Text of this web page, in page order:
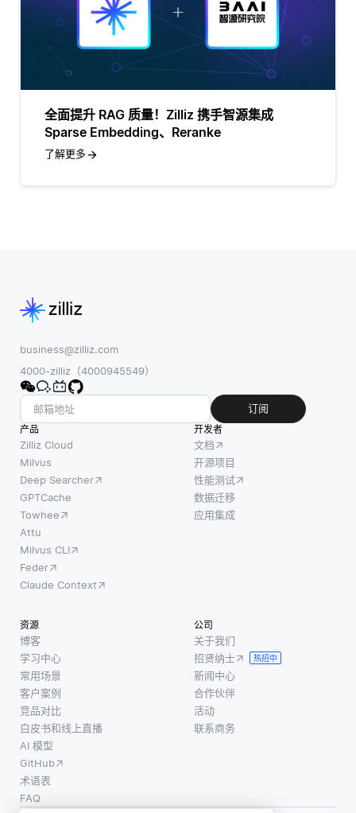
全面提升 RAG 质量！Zilliz 携手智源集成
Sparse Embedding、Reranke
了解更多
business@zilliz.com
4000-zilliz（4000945549）
订阅
产品
Zilliz Cloud
Milvus
Deep Searcher
GPTCache
Towhee
Attu
Milvus CLI
Feder
Claude Context
开发者
文档
开源项目
性能测试
数据迁移
应用集成
资源
博客
学习中心
常用场景
客户案例
竞品对比
白皮书和线上直播
AI 模型
GitHub
术语表
FAQ
公司
关于我们
招贤纳士
热招中
新闻中心
合作伙伴
活动
联系商务